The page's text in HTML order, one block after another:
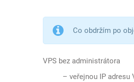
Co obdržím po
VPS bez administrátora
– veřejnou IP adresu